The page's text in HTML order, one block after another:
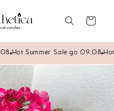
Количка
Hot Summer Sale до 09.08 Hot